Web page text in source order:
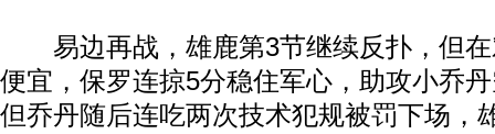
易边再战，雄鹿第3节继续反扑，但在
便宜，保罗连掠5分稳住军心，助攻小乔
但乔丹随后连吃两次技术犯规被罚下场，